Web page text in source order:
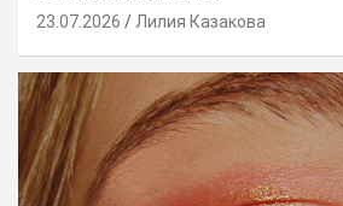
23.07.2026 Лилия Казакова